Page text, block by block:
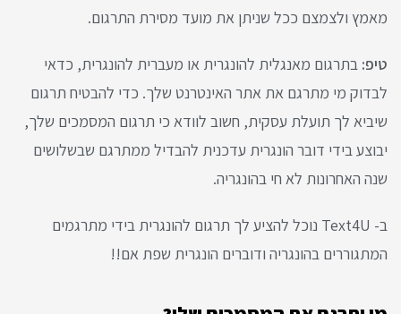
מאמץ ולצמצם ככל שניתן את מועד מסירת התרגום.
טיפ: בתרגום מאנגלית להונגרית או מעברית להונגרית, כדאי
לבדוק מי מתרגם את אתר האינטרנט שלך. כדי להבטיח תרגום
שיביא לך תועלת עסקית, חשוב לוודא כי תרגום המסמכים שלך,
יבוצע בידי דובר הונגרית עדכנית להבדיל ממתרגם שבשלושים
שנה האחרונות לא חי בהונגריה.
ב- Text4U נוכל להציע לך תרגום להונגרית בידי מתרגמים
המתגוררים בהונגריה ודוברים הונגרית שפת אם!!